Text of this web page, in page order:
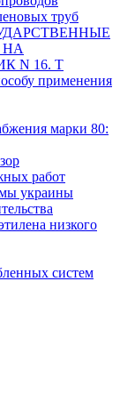
труб
N 16. Т
применения
марки 80:
работ
украины
низкого
систем